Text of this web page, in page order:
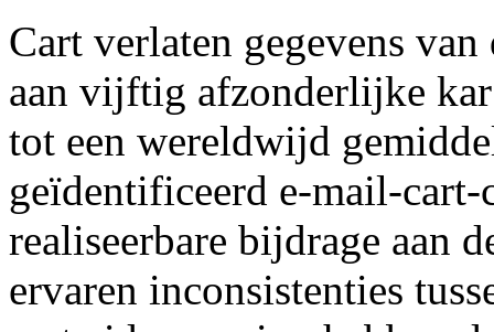
Cart verlaten gegevens
aan vijftig afzonderlijke kar
tot een wereldwijd
geïdentificeerd e-mail-
realiseerbare bijdrage aan
ervaren inconsistenties